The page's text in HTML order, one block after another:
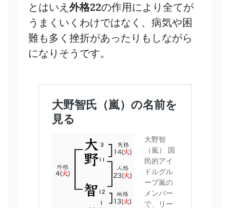
とはいえ 外格22の作用により全てが
うまくいくわけではなく、病気や困
難も多く挫折があったりもしながら
になりそうです。